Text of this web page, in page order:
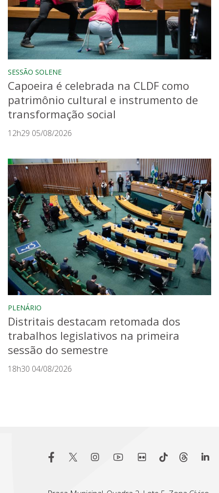
SESSÃO SOLENE
Capoeira é celebrada na CLDF como
patrimônio cultural e instrumento de
transformação social
12h29 05/08/2026
PLENÁRIO
Distritais destacam retomada dos
trabalhos legislativos na primeira
sessão do semestre
18h30 04/08/2026